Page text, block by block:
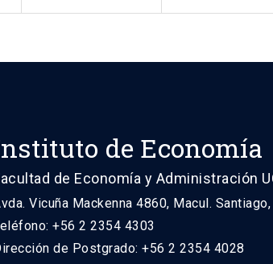
de Economía
de Economía y Administración
Vicuña Mackenna 4860, Macul.
+56 2 2354 4303
de Postgrado: +56 2 2354 4028